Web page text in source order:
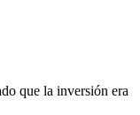
que la inversión era